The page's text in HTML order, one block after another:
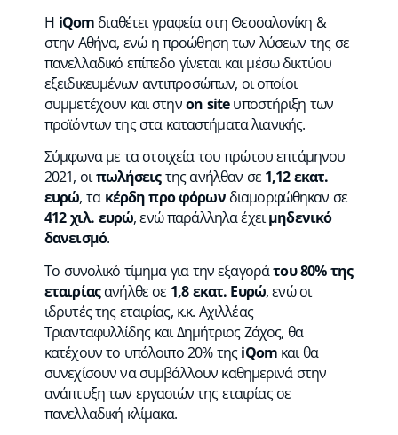
Η iQomδιαθέτει γραφεία στη Θεσσαλονίκη &
στην Αθήνα, ενώ η προώθηση των λύσεων της σε
πανελλαδικό επίπεδο γίνεται και μέσω δικτύου
εξειδικευμένων αντιπροσώπων, οι οποίοι
συμμετέχουν και στηνon siteυποστήριξη των
προϊόντων της στα καταστήματα λιανικής.
Σύμφωνα με τα στοιχεία του πρώτου επτάμηνου
2021, οιπωλήσειςτης ανήλθαν σε 1,12 εκατ.
ευρώ, τα κέρδη προ φόρωνδιαμορφώθηκαν σε
412 χιλ. ευρώ, ενώ παράλληλα έχειμηδενικό
δανεισμό.
Το συνολικό τίμημα για την εξαγοράτου 80% της
εταιρίαςανήλθε σε 1,8 εκατ. Ευρώ, ενώ οι
ιδρυτές της εταιρίας, κ.κ. Αχιλλέας
Τριανταφυλλίδης και Δημήτριος Ζάχος, θα
κατέχουν το υπόλοιπο 20% τηςiQomκαι θα
συνεχίσουν να συμβάλλουν καθημερινά στην
ανάπτυξη των εργασιών της εταιρίας σε
πανελλαδική κλίμακα.